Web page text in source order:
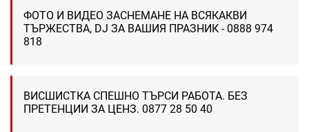
ФОТО И ВИДЕО ЗАСНЕМАНЕ НА ВСЯКАКВИ
ТЪРЖЕСТВА, DJ ЗА ВАШИЯ ПРАЗНИК - 0888 974
818
ВИСШИСТКА СПЕШНО ТЪРСИ РАБОТА. БЕЗ
ПРЕТЕНЦИИ ЗА ЦЕНЗ. 0877 28 50 40